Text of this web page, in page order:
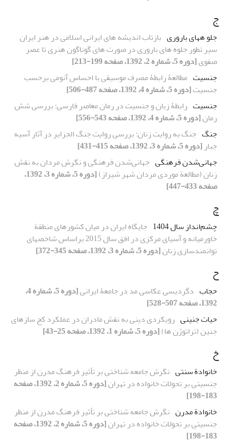
ج
جلو ههای باروری بازتاب اندیشه های ایرانی اسلامی در هنر ایران
سیر تطور جلوه های باروری در صورت های گوناگون هنری تا عصر
صفوی[دوره 5، شماره 2، 1392، صفحه 199-213]
جنسیت مطالعۀ رابطۀ مصرف موسیقی با احساس آنومی بر‌حسب
جنسیت[دوره 5، شماره 4، 1392، صفحه 487-506]
جنسیت رابطۀ زبان و جنسیت در رمان معاصر فارسی: بررسی شش
رمان[دوره 5، شماره 4، 1392، صفحه 543-556]
جنگ جنگ به روایت زنان: بررسی روایت جنگ الجزایر در آثار آسیه
جبار [دوره 5، شماره 3، 1392، صفحه 415-431]
جهانی‌شدن فرهنگی جهانی‌شدن فرهنگی و نگرش مردان به نقش
زنان (مطالعة موردی مردان شهر شیراز)
[دوره 5، شماره 3، 1392،
صفحه 433-447]
چ
چشم‌انداز سال 1404
جایگاه ایران در میان کشورهای منطقة
خاورمیانه و آسیای مرکزی در افق سال 2015 براساس شاخص‏های
توانمندسازی زنان[دوره 5، شماره 3، 1392، صفحه 345-372]
ح
حجاب دگردیسی عکاسی ‌مد در جامعۀ ایرانی
[دوره 5، شماره 4،
1392، صفحه 507-528]
حیات جنینی رویکردی دینی به نقش مادران در عملکرد کج سازهای
جنین (تراتوژن ها)[دوره 5، شماره 1، 1392، صفحه 25-43]
خ
خانوادة سنتی نگرش جامعه شناختی بر تأثیر فرهنگ مدرن از منظر
جنسیتی بر تحولات خانواده در تهران
[دوره 5، شماره 2، 1392، صفحه
183-198]
خانوادة مدرن نگرش جامعه شناختی بر تأثیر فرهنگ مدرن از منظر
جنسیتی بر تحولات خانواده در تهران
[دوره 5، شماره 2، 1392، صفحه
183-198]